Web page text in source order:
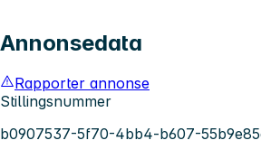
Annonsedata
Rapporter annonse
Stillingsnummer
b0907537-5f70-4bb4-b607-